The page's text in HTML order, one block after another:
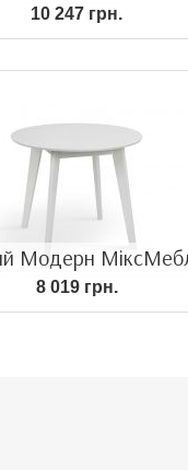
10 247 грн.
Модерн
8 019 грн.